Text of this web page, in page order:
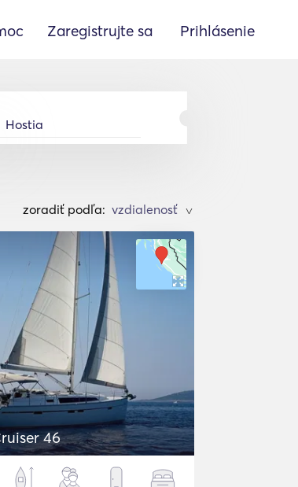
Zaregistrujte sa Prihlásenie
Hostia
zoradiť podľa: >
46